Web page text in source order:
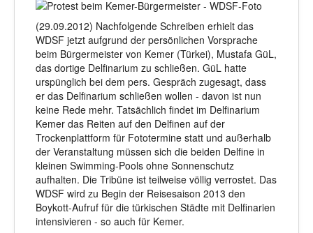
(29.09.2012) Nachfolgende Schreiben erhielt das
WDSF jetzt aufgrund der persönlichen Vorsprache
beim Bürgermeister von Kemer (Türkei), Mustafa GüL,
das dortige Delfinarium zu schließen. GüL hatte
urspünglich bei dem pers. Gespräch zugesagt, dass
er das Delfinarium schließen wollen - davon ist nun
keine Rede mehr. Tatsächlich findet im Delfinarium
Kemer das Reiten auf den Delfinen auf der
Trockenplattform für Fototermine statt und außerhalb
der Veranstaltung müssen sich die beiden Delfine in
kleinen Swimming-Pools ohne Sonnenschutz
aufhalten. Die Tribüne ist teilweise völlig verrostet. Das
WDSF wird zu Begin der Reisesaison 2013 den
Boykott-Aufruf für die türkischen Städte mit Delfinarien
intensivieren - so auch für Kemer.